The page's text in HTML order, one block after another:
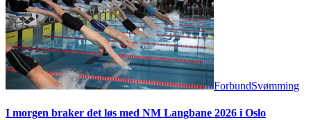
ForbundSvømming
I morgen braker det løs med NM Langbane 2026 i Oslo